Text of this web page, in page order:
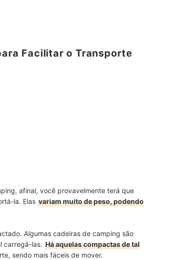
Facilitar o Transporte
afinal, você provavelmente terá que
la. Elas variam muito de peso, podendo
Algumas cadeiras de camping são
carregá-las. Há aquelas compactas de tal
sendo mais fáceis de mover.